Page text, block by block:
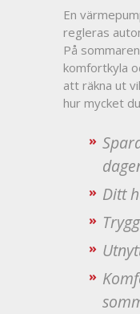
En
regleras
På
komfortkyla
att räkna ut
hur mycket
Ditt